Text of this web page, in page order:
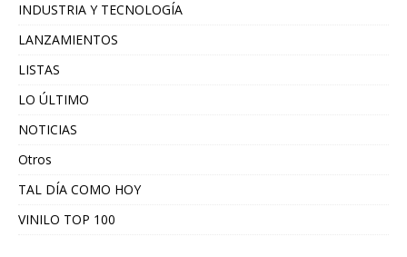
INDUSTRIA Y TECNOLOGÍA
LANZAMIENTOS
LISTAS
LO ÚLTIMO
NOTICIAS
Otros
TAL DÍA COMO HOY
VINILO TOP 100